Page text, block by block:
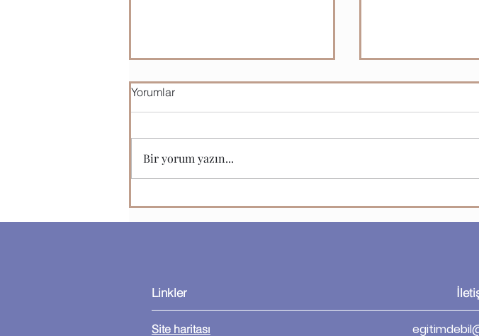
Hızla Değişiyor!
Yorumlar
Bir yorum yazın...
Linkler
Site haritası